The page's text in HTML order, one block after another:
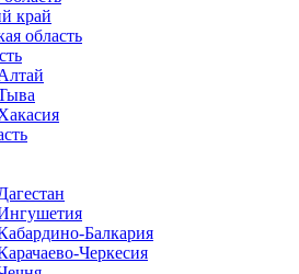
край
область
Балкария
Черкесия